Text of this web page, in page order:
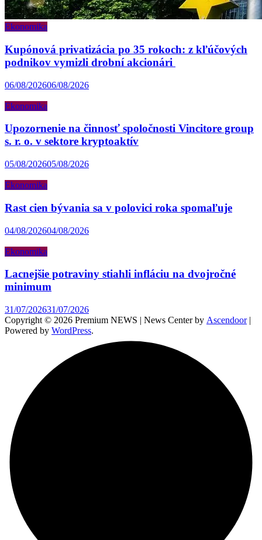
Ekonomika
Kupónová privatizácia po 35 rokoch: z kľúčových
podnikov vymizli drobní akcionári
06/08/202606/08/2026
Ekonomika
Upozornenie na činnosť spoločnosti Vincitore group
s. r. o. v sektore kryptoaktív
05/08/202605/08/2026
Ekonomika
Rast cien bývania sa v polovici roka spomaľuje
04/08/202604/08/2026
Ekonomika
Lacnejšie potraviny stiahli infláciu na dvojročné
minimum
31/07/202631/07/2026
Copyright © 2026 Premium NEWS | News Center by Ascendoor|
Powered by WordPress.